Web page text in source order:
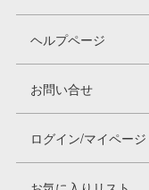
ヘルプページ
お問い合せ
ログイン/マイページ